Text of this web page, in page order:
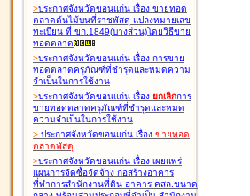
>ประกาศจังหวัดขอนแก่น เรื่อง ขายทอด
ตลาดต้นไม้บนที่ราชพัสดุ แปลงหมายเลข
ทะเบียน ที่ ขก.1849(บางส่วน)โดยวิธีขาย
ทอดตลาด
>ประกาศจังหวัดขอนแก่น เรื่อง การขาย
ทอดตลาดครุภัณฑ์ที่ชำรุดและหมดความ
จำเป็นในการใช้งาน
>ประกาศจังหวัดขอนแก่น เรื่อง ยกเลิกการ
ขายทอดตลาดครุภัณฑ์ที่ชำรุดและหมด
ความจำเป็นในการใช้งาน
> ประกาศจังหวัดขอนแก่น เรื่อง ขายทอด
ตลาดพัสดุ
>ประกาศจังหวัดขอนแก่น เรื่อง เผยแพร่
แผนการจัดซื้อจัดจ้าง ก่อสร้างอาคาร
ที่ทำการสำนักงานที่ดิน อาคาร คสล.ขนาด